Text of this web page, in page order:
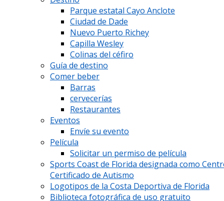
Parque estatal Cayo Anclote
Ciudad de Dade
Nuevo Puerto Richey
Capilla Wesley
Colinas del céfiro
Guía de destino
Comer beber
Barras
cervecerías
Restaurantes
Eventos
Envíe su evento
Película
Solicitar un permiso de película
Sports Coast de Florida designada como
Certificado de Autismo
Logotipos de la Costa Deportiva de Florida
Biblioteca fotográfica de uso gratuito